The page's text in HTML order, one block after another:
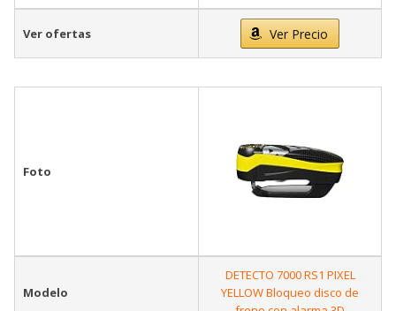
Ver ofertas Ver Precio
Foto
Modelo
DETECTO 7000 RS1 PIXEL
YELLOW Bloqueo disco de